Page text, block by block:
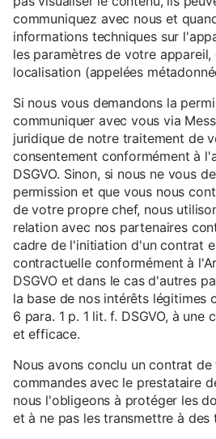
communiquez avec nous et
informations techniques sur
les paramètres de votre
localisation (appelées
Si nous vous demandons la
communiquer avec vous via
juridique de notre traitement de
consentement conformément à
DSGVO. Sinon, si nous ne vous
permission et que vous nous
de votre propre chef, nous
relation avec nos partenaires
cadre de l'initiation d'un contrat
contractuelle conformément à
DSGVO et dans le cas d'autres
la base de nos intérêts légitimes
6 para. 1 p. 1 lit. f. DSGVO, à une
et efficace.
Nous avons conclu un contrat
commandes avec le prestataire
nous l'obligeons à protéger les
et à ne pas les transmettre à des